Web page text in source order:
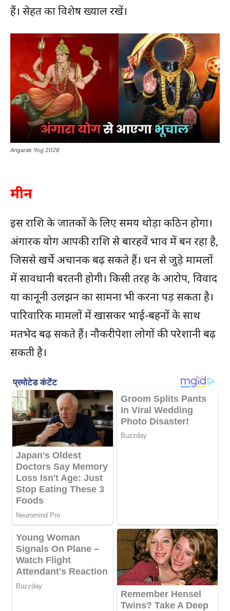
हैं। सेहत का विशेष ख्याल रखें।
Angarak Yog 2026
मीन
इस राशि के जातकों के लिए समय थोड़ा कठिन होगा।
अंगारक योग आपकी राशि से बारहवें भाव में बन रहा है,
जिससे खर्चे अचानक बढ़ सकते हैं। धन से जुड़े मामलों
में सावधानी बरतनी होगी। किसी तरह के आरोप, विवाद
या कानूनी उलझन का सामना भी करना पड़ सकता है।
पारिवारिक मामलों में खासकर भाई-बहनों के साथ
मतभेद बढ़ सकते हैं। नौकरीपेशा लोगों की परेशानी बढ़
सकती है।